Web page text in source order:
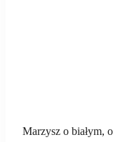
Marzysz o białym,